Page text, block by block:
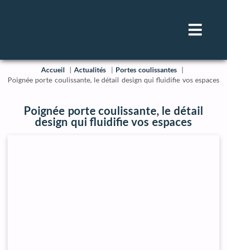
Accueil Actualités
Portes coulissantes
Poignée porte coulissante, le détail design qui fluidifie vos espaces
Poignée porte coulissante, le détail
design qui fluidifie vos espaces